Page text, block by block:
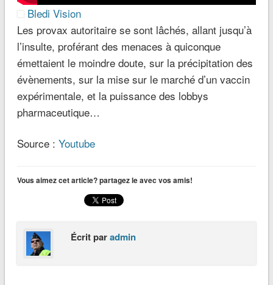
Bledi Vision
Les provax autoritaire se sont lâchés, allant jusqu’à
l’insulte, proférant des menaces à quiconque
émettaient le moindre doute, sur la précipitation des
évènements, sur la mise sur le marché d’un vaccin
expérimentale, et la puissance des lobbys
pharmaceutique…
Source : Youtube
Vous aimez cet article? partagez le avec vos amis!
Écrit paradmin